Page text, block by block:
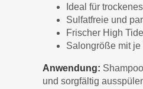
Ideal für
Sulfatfreie und
Frischer High
Salongröße mit je
Anwendung:
und sorgfältig